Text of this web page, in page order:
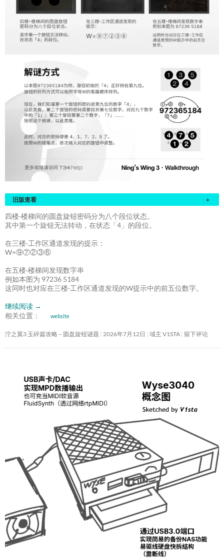
旧版查看 +
四楼·楼梯间的圆盘旋钮密码分为八个段位状态。
其中第一个旋钮无法转动，在状态「4」的段位。
在三楼·工作区通道发现的提示：
W=⑨⑦②③⑥
在五楼·楼梯间发现数字串
例如本图为 97236 5184
这同时也对应在三楼·工作区通道发现的W提示中的前五位数字。
继续阅读 →
相关位置：
website
泞之翼3 玉碎篇攻略 – 圆盘旋钮谜题 2026年7月12日 域主 V1STA 留下评论